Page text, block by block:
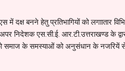
दक्ष बनने हेतु प्रतिभागियों को लगाातार
निदेशक एस.सी.ई. आर.टी.उत्तराखण्ड के
को समाज के समस्याओं को अनुसंधान के